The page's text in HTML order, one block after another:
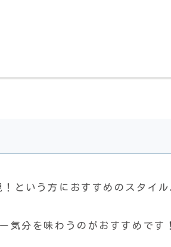
という方におすすめのスタイル
気分を味わうのがおすすめです